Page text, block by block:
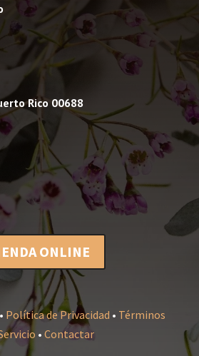
Rico 00688
ONLINE
Política de Privacidad • Términos
• Contactar